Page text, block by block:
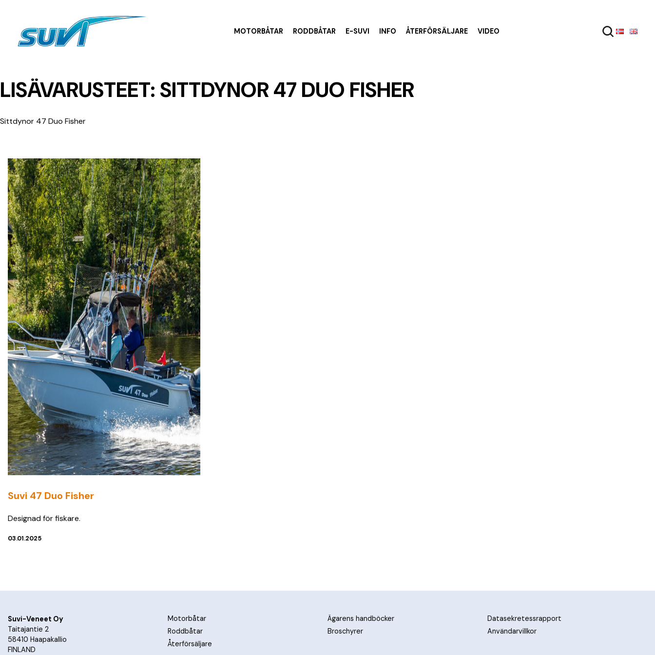
MOTORBÅTAR RODDBÅTAR E-SUVI INFO ÅTERFÖRSÄLJARE VIDEO
LISÄVARUSTEET: SITTDYNOR 47 DUO FISHER
Sittdynor 47 Duo Fisher
Suvi 47 Duo Fisher
Designad för fiskare.
03.01.2025
Suvi-Veneet Oy
Taitajantie 2
58410 Haapakallio
FINLAND
Motorbåtar
Roddbåtar
Återförsäljare
Ägarens handböcker
Broschyrer
Datasekretessrapport
Användarvillkor